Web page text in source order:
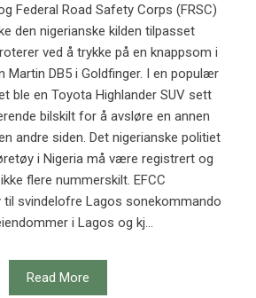
Federal Road Safety Corps (FRSC)
den nigerianske kilden tilpasset
ved å trykke på en knappsom i
Martin DB5 i Goldfinger. I en populær
ble en Toyota Highlander SUV sett
bilskilt for å avsløre en annen
andre siden. Det nigerianske politiet
i Nigeria må være registrert og
flere nummerskilt. EFCC
til svindelofre Lagos sonekommando
i Lagos og kj...
Read More